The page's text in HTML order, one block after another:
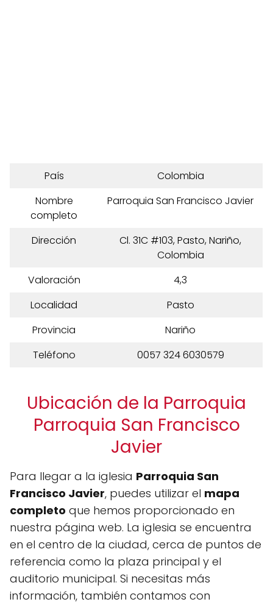
País
Colombia
Nombre
completo
Parroquia San Francisco Javier
Dirección
Cl. 31C #103, Pasto, Nariño,
Colombia
Valoración
4,3
Localidad
Pasto
Provincia
Nariño
Teléfono
0057 324 6030579
Ubicación de la Parroquia
Parroquia San Francisco
Javier
Para llegar a la iglesia Parroquia San
Francisco Javier, puedes utilizar el mapa
completo que hemos proporcionado en
nuestra página web. La iglesia se encuentra
en el centro de la ciudad, cerca de puntos de
referencia como la plaza principal y el
auditorio municipal. Si necesitas más
información, también contamos con